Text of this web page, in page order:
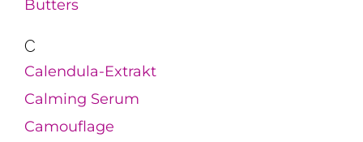
Butters
C
Calendula-Extrakt
Calming Serum
Camouflage